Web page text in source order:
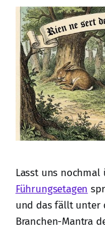
Lasst uns nochmal
Führungsetagen
und das fällt unter
Branchen-Mantra